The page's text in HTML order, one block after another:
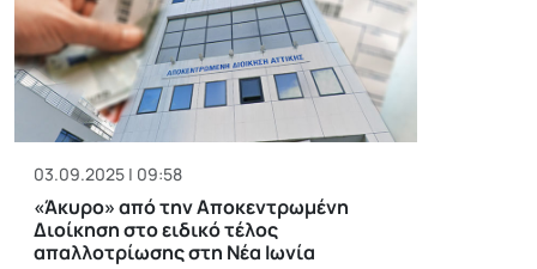
03.09.2025 | 09:58
«Άκυρο» από την Αποκεντρωμένη
Διοίκηση στο ειδικό τέλος
απαλλοτρίωσης στη Νέα Ιωνία